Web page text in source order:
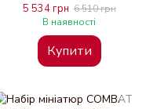
5 534 грн 6 510 грн
В наявності
Купити